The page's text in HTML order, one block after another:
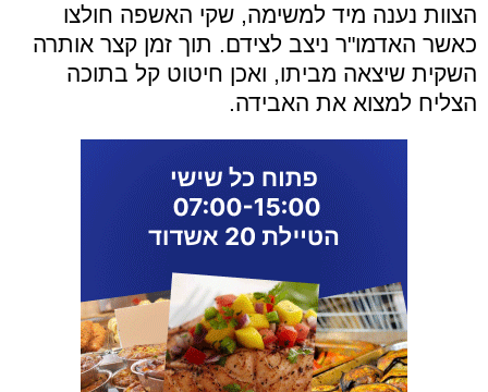
הצוות נענה מיד למשימה, שקי האשפה חולצו
כאשר האדמו"ר ניצב לצידם. תוך זמן קצר אותרה
השקית שיצאה מביתו, ואכן חיטוט קל בתוכה
הצליח למצוא את האבידה.